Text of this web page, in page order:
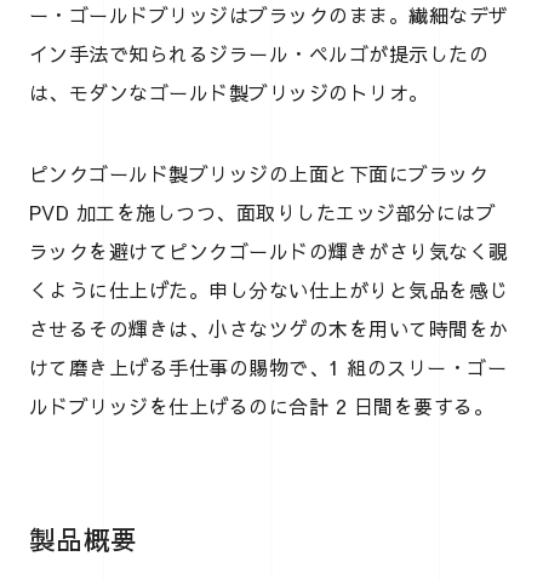
ー・ゴールドブリッジはブラックのまま。繊細なデザ
イン手法で知られるジラール・ペルゴが提示したの
は、モダンなゴールド製ブリッジのトリオ。
ピンクゴールド製ブリッジの上面と下面にブラック
PVD 加工を施しつつ、面取りしたエッジ部分にはブ
ラックを避けてピンクゴールドの輝きがさり気なく覗
くように仕上げた。申し分ない仕上がりと気品を感じ
させるその輝きは、小さなツゲの木を用いて時間をか
けて磨き上げる手仕事の賜物で、1 組のスリー・ゴー
ルドブリッジを仕上げるのに合計 2 日間を要する。
製品概要